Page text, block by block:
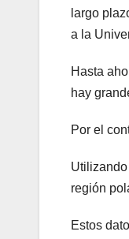
largo
a la
Hasta
hay
Por el
región
Estos